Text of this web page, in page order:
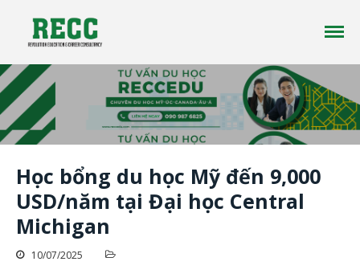
Tư vấn Du Học - Reccedu | Du học
Úc, Mỹ, Canada, New Zealand uy
tín tại Việt Nam
Công ty tư vấn du học RECC EDUCATION là một
kinh nghiệm trong lĩnh vực du học ở nhiều
quốc gia trên thế giới
Học bổng du học Mỹ đến 9,000
USD/năm tại Đại học Central
Michigan
10/07/2025